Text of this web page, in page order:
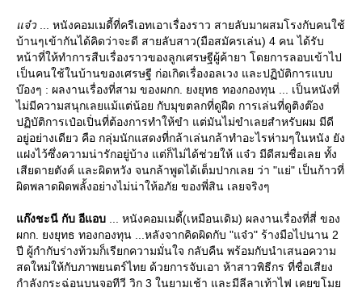
จ๋ว... หนังคอมเมดี้ที่ครีเอทเอาเรื่องราว สายลับมาผสมโรงกับคนใช้
บ้านๆเข้ากันได้คิดว่าจะดี สายลับสาว(มือสมัครเล่น) 4 คน ได้รับ
หน้าที่ให้ทำการสืบเรื่องราวของลูกเศรษฐีผู้ค้ายา โดยการลอบเข้าไป
เป็นคนใช้ในบ้านของเศรษฐี ก่อเกิดเรื่องอลเวง และปฏิบัติการแบบ
บ๊องๆ : ผลงานเรื่องที่สาม ของผกก. ยงยุทธ ทองกองทุน ... เป็นหนังที่
ไม่มีความสนุกเลยแม้แต่น้อย กับมุขตลกที่ดูฝืด การเล่นที่ดูติงต๊อง
ปฏิบัติการเป๋อเปิ่นที่ต้องการทำให้ขำ แต่มันไม่ขำเลยสำหรับผม มีดี
อยู่อย่างเดียว คือ กลุ่มนักแสดงที่กล้าเล่นกล้าทำอะไรห่ามๆในหนัง ยัง
ฝงไว้ซึ่งความน่ารักอยู่บ้าง แต่ก็ไม่ได้ช่วยให้ แจ๋ว มีดีสมชื่อเลย ทั้ง
เสียดายตังค์ และผิดหวัง จนกล้าพูดได้เต็มปากเลย ว่า "แย่" เป็นก้าวที่
ผิดพลาดผิดพลั้งอย่างไม่น่าให้อภัย ของพี่สิน เลยจริงๆ
ก๊งชะนี กับ อีแอบ ... หนังคอมเมดี้(เหมือนเดิม) ผลงานเรื่องที่สี่ ของ
ผกก. ยงยุทธ ทองกองทุน ...หลังจากคิดผิดกับ "แจ๋ว" ร้างมือไปนาน 2
ปี ผู้กำกับร่างท้วมก็เรียกความมั่นใจ กลับคืน พร้อมกับนำเสนอความ
สดใหม่ให้กับภาพยนตร์ไทย ด้วยการจับเอา ห้าสาวพิธีกร ที่ชื่อเสียง
กำลังกระฉ่อนบนจอทีวี วิก 3 ในยามเช้า และมีลีลาเท้าไฟ เคยขโม